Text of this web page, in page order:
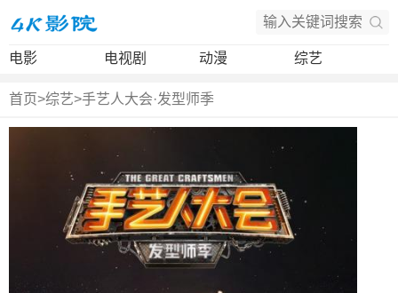
电影 电视剧 动漫 综艺
首页>综艺>手艺人大会·发型师季